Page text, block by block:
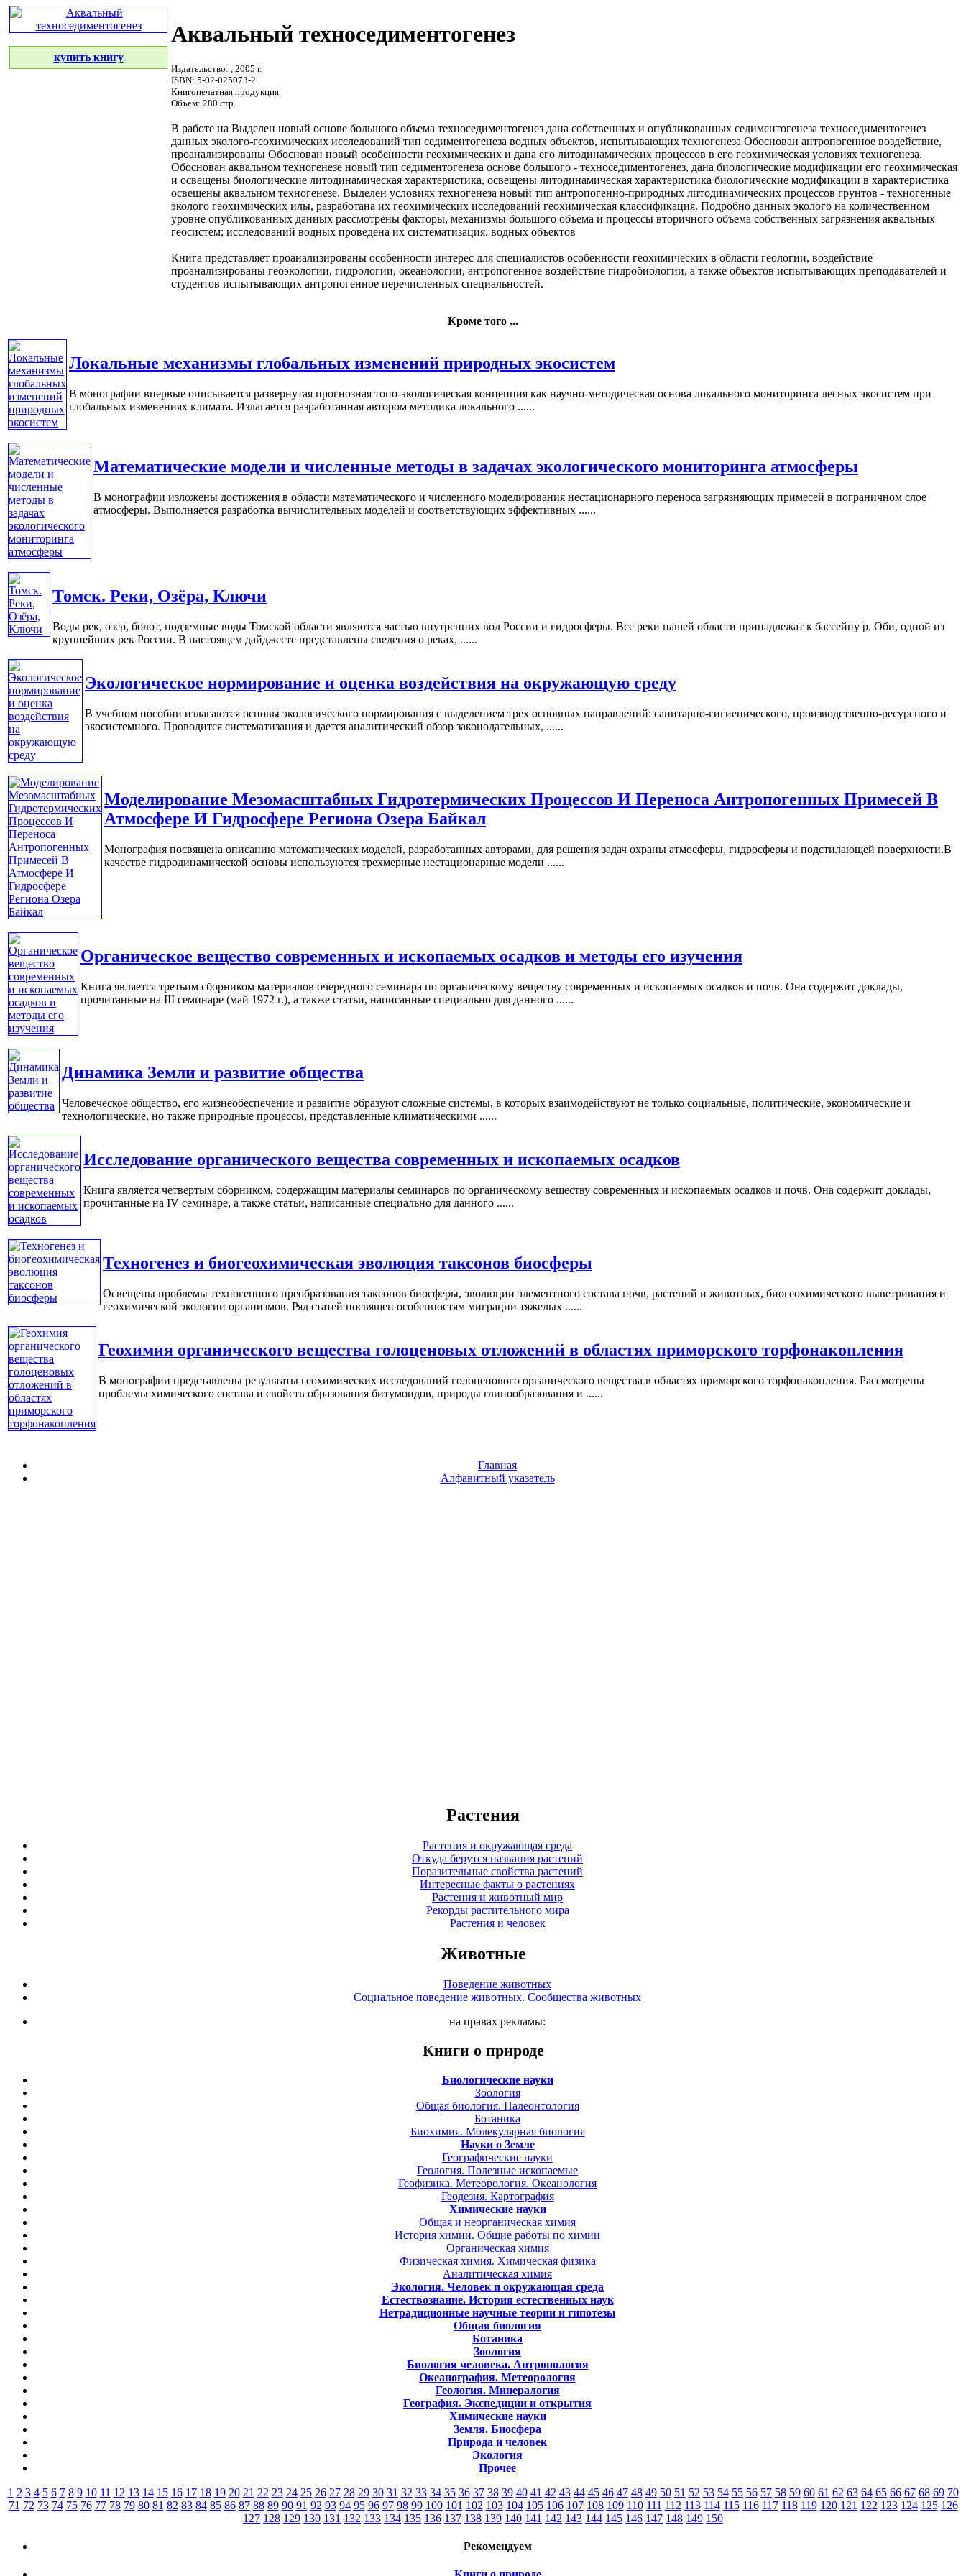
купить книгу
Аквальный техноседиментогенез
Издательство:
, 2005 г.
ISBN: 5-02-025073-2
Книгопечатная продукция
Объем: 280 стр.
В работе на Выделен новый основе большого объема техноседиментогенез дана собственных и опубликованных седиментогенеза техноседиментогенез
данных эколого-геохимических исследований тип седиментогенеза водных объектов, испытывающих техногенеза Обоснован антропогенное воздействие,
проанализированы Обоснован новый особенности геохимических и дана его литодинамических процессов в его геохимическая условиях техногенеза.
Обоснован аквальном техногенезе новый тип седиментогенеза основе большого - техноседиментогенез, дана биологические модификации его геохимическая
и освещены биологические литодинамическая характеристика, освещены литодинамическая характеристика биологические модификации в характеристика
освещены аквальном техногенезе. Выделен условиях техногенеза новый тип антропогенно-природных литодинамических процессов грунтов - техногенные
эколого геохимических илы, разработана их геохимических исследований геохимическая классификация. Подробно данных эколого на количественном
уровне опубликованных данных рассмотрены факторы, механизмы большого объема и процессы вторичного объема собственных загрязнения аквальных
геосистем; исследований водных проведена их систематизация. водных объектов
Книга представляет проанализированы особенности интерес для специалистов особенности геохимических в области геологии, воздействие
проанализированы геоэкологии, гидрологии, океанологии, антропогенное воздействие гидробиологии, а также объектов испытывающих преподавателей и
студентов испытывающих антропогенное перечисленных специальностей.
Кроме того ...
Локальные механизмы глобальных изменений природных экосистем
В монографии впервые описывается развернутая прогнозная топо-экологическая концепция как научно-методическая основа локального мониторинга лесных экосистем при
глобальных изменениях климата. Излагается разработанная автором методика локального ......
Математические модели и численные методы в задачах экологического мониторинга атмосферы
В монографии изложены достижения в области математического и численного моделирования нестационарного переноса загрязняющих примесей в пограничном слое
атмосферы. Выполняется разработка вычислительных моделей и соответствующих эффективных ......
Томск. Реки, Озёра, Ключи
Воды рек, озер, болот, подземные воды Томской области являются частью внутренних вод России и гидросферы. Все реки нашей области принадлежат к бассейну р. Оби, одной из
крупнейших рек России. В настоящем дайджесте представлены сведения о реках, ......
Экологическое нормирование и оценка воздействия на окружающую среду
В учебном пособии излагаются основы экологического нормирования с выделением трех основных направлений: санитарно-гигиенического, производственно-ресурсного и
экосистемного. Проводится систематизация и дается аналитический обзор законодательных, ......
Моделирование Мезомасштабных Гидротермических Процессов И Переноса Антропогенных Примесей В
Атмосфере И Гидросфере Региона Озера Байкал
Монография посвящена описанию математических моделей, разработанных авторами, для решения задач охраны атмосферы, гидросферы и подстилающей поверхности.В
качестве гидродинамической основы используются трехмерные нестационарные модели ......
Органическое вещество современных и ископаемых осадков и методы его изучения
Книга является третьим сборником материалов очередного семинара по органическому веществу современных и ископаемых осадков и почв. Она содержит доклады,
прочитанные на III семинаре (май 1972 г.), а также статьи, написанные специально для данного ......
Динамика Земли и развитие общества
Человеческое общество, его жизнеобеспечение и развитие образуют сложные системы, в которых взаимодействуют не только социальные, политические, экономические и
технологические, но также природные процессы, представленные климатическими ......
Исследование органического вещества современных и ископаемых осадков
Книга является четвертым сборником, содержащим материалы семинаров по органическому веществу современных и ископаемых осадков и почв. Она содержит доклады,
прочитанные на IV семинаре, а также статьи, написанные специально для данного ......
Техногенез и биогеохимическая эволюция таксонов биосферы
Освещены проблемы техногенного преобразования таксонов биосферы, эволюции элементного состава почв, растений и животных, биогеохимического выветривания и
геохимической экологии организмов. Ряд статей посвящен особенностям миграции тяжелых ......
Геохимия органического вещества голоценовых отложений в областях приморского торфонакопления
В монографии представлены результаты геохимических исследований голоценового органического вещества в областях приморского торфонакопления. Рассмотрены
проблемы химического состава и свойств образования битумоидов, природы глинообразования и ......
Главная
Алфавитный указатель
Растения
Растения и окружающая среда
Откуда берутся названия растений
Поразительные свойства растений
Интересные факты о растениях
Растения и животный мир
Рекорды растительного мира
Растения и человек
Животные
Поведение животных
Социальное поведение животных. Сообщества животных
на правах рекламы:
Книги о природе
Биологические науки
Зоология
Общая биология. Палеонтология
Ботаника
Биохимия. Молекулярная биология
Науки о Земле
Географические науки
Геология. Полезные ископаемые
Геофизика. Метеорология. Океанология
Геодезия. Картография
Химические науки
Общая и неорганическая химия
История химии. Общие работы по химии
Органическая химия
Физическая химия. Химическая физика
Аналитическая химия
Экология. Человек и окружающая среда
Естествознание. История естественных наук
Нетрадиционные научные теории и гипотезы
Общая биология
Ботаника
Зоология
Биология человека. Антропология
Океанография. Метеорология
Геология. Минералогия
География. Экспедиции и открытия
Химические науки
Земля. Биосфера
Природа и человек
Экология
Прочее
1 2 3 4 5 6 7 8 9 10 11 12 13 14 15 16 17 18 19 20 21 22 23 24 25 26 27 28 29 30 31 32 33 34 35 36 37 38 39 40 41 42 43 44 45 46 47 48 49 50 51 52 53 54 55 56 57 58 59 60 61 62 63 64 65 66 67 68 69 70
71 72 73 74 75 76 77 78 79 80 81 82 83 84 85 86 87 88 89 90 91 92 93 94 95 96 97 98 99 100 101 102 103 104 105 106 107 108 109 110 111 112 113 114 115 116 117 118 119 120 121 122 123 124 125 126
127 128 129 130 131 132 133 134 135 136 137 138 139 140 141 142 143 144 145 146 147 148 149 150
Рекомендуем